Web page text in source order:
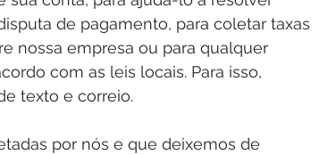
de pagamento, para coletar taxas
nossa empresa ou para qualquer
com as leis locais. Para isso,
texto e correio.
por nós e que deixemos de